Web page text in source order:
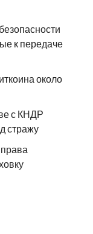
к передаче
около
с КНДР
стражу